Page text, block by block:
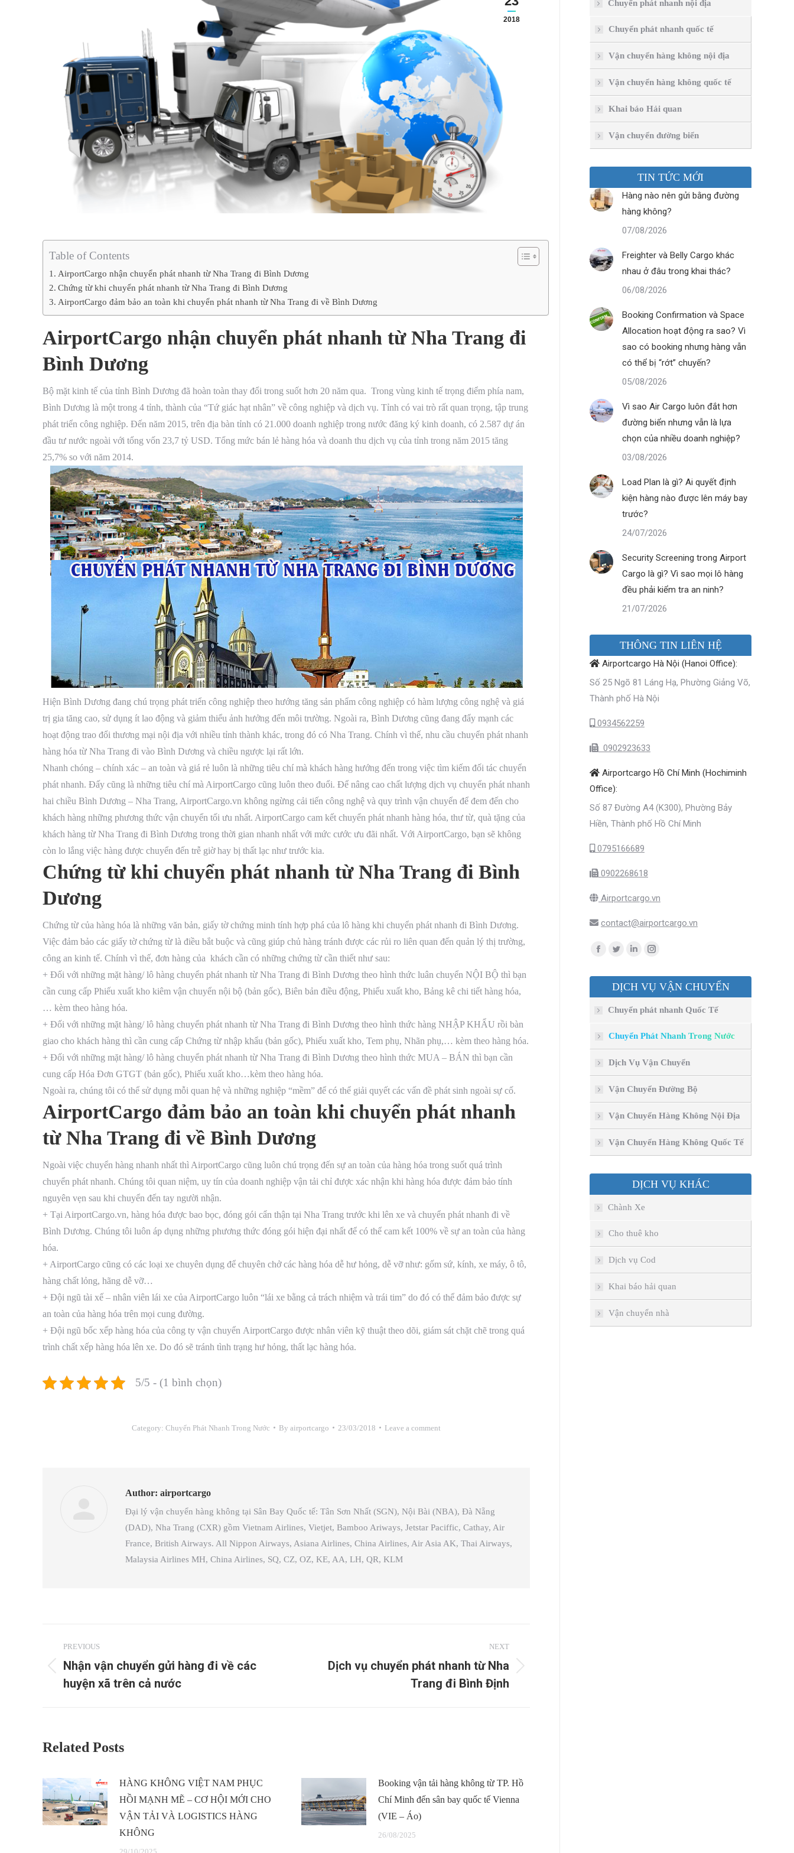
2018
Table of Contents
AirportCargo nhận chuyển phát nhanh từ Nha Trang đi Bình Dương
Chứng từ khi chuyển phát nhanh từ Nha Trang đi Bình Dương
AirportCargo đảm bảo an toàn khi chuyển phát nhanh từ Nha Trang đi về Bình Dương
AirportCargo nhận chuyển phát nhanh từ Nha Trang đi
Bình Dương
Bộ mặt kinh tế của tỉnh Bình Dương đã hoàn toàn thay đổi trong suốt hơn 20 năm qua. Trong vùng kinh tế trọng điểm phía nam,
Bình Dương là một trong 4 tỉnh, thành của “Tứ giác hạt nhân” về công nghiệp và dịch vụ. Tỉnh có vai trò rất quan trọng, tập trung
phát triển công nghiệp. Đến năm 2015, trên địa bàn tỉnh có 21.000 doanh nghiệp trong nước đăng ký kinh doanh, có 2.587 dự án
đầu tư nước ngoài với tổng vốn 23,7 tỷ USD. Tổng mức bán lẻ hàng hóa và doanh thu dịch vụ của tỉnh trong năm 2015 tăng
25,7% so với năm 2014.
Hiện Bình Dương đang chú trọng phát triển công nghiệp theo hướng tăng sản phẩm công nghiệp có hàm lượng công nghệ và giá
trị gia tăng cao, sử dụng ít lao động và giảm thiểu ảnh hưởng đến môi trường. Ngoài ra, Bình Dương cũng đang đẩy mạnh các
hoạt động trao đổi thương mại nội địa với nhiều tỉnh thành khác, trong đó có Nha Trang. Chính vì thế, nhu cầu chuyển phát nhanh
hàng hóa từ Nha Trang đi vào Bình Dương và chiều ngược lại rất lớn.
Nhanh chóng – chính xác – an toàn và giá rẻ luôn là những tiêu chí mà khách hàng hướng đến trong việc tìm kiếm đối tác chuyển
phát nhanh. Đấy cũng là những tiêu chí mà AirportCargo cũng luôn theo đuổi. Để nâng cao chất lượng dịch vụ chuyển phát nhanh
hai chiều Bình Dương – Nha Trang, AirportCargo.vn không ngừng cải tiến công nghệ và quy trình vận chuyển để đem đến cho
khách hàng những phương thức vận chuyển tối ưu nhất. AirportCargo cam kết chuyển phát nhanh hàng hóa, thư từ, quà tặng của
khách hàng từ Nha Trang đi Bình Dương trong thời gian nhanh nhất với mức cước ưu đãi nhất. Với AirportCargo, bạn sẽ không
còn lo lắng việc hàng được chuyển đến trễ giờ hay bị thất lạc như trước kia.
Chứng từ khi chuyển phát nhanh từ Nha Trang đi Bình
Dương
Chứng từ của hàng hóa là những văn bản, giấy tờ chứng minh tính hợp phá của lô hàng khi chuyển phát nhanh đi Bình Dương.
Việc đảm bảo các giấy tờ chứng từ là điều bắt buộc và cũng giúp chủ hàng tránh được các rủi ro liên quan đến quản lý thị trường,
công an kinh tế. Chính vì thế, đơn hàng của khách cần có những chứng từ cần thiết như sau:
+ Đối với những mặt hàng/ lô hàng chuyển phát nhanh từ Nha Trang đi Bình Dương theo hình thức luân chuyển NỘI BỘ thì bạn
cần cung cấp Phiếu xuất kho kiêm vận chuyển nội bộ (bản gốc), Biên bản điều động, Phiếu xuất kho, Bảng kê chi tiết hàng hóa,
… kèm theo hàng hóa.
+ Đối với những mặt hàng/ lô hàng chuyển phát nhanh từ Nha Trang đi Bình Dương theo hình thức hàng NHẬP KHẨU rồi bàn
giao cho khách hàng thì cần cung cấp Chứng từ nhập khẩu (bản gốc), Phiếu xuất kho, Tem phụ, Nhãn phụ,… kèm theo hàng hóa.
+ Đối với những mặt hàng/ lô hàng chuyển phát nhanh từ Nha Trang đi Bình Dương theo hình thức MUA – BÁN thì bạn cần
cung cấp Hóa Đơn GTGT (bản gốc), Phiếu xuất kho…kèm theo hàng hóa.
Ngoài ra, chúng tôi có thể sử dụng mỗi quan hệ và những nghiệp “mềm” để có thể giải quyết các vấn đề phát sinh ngoài sự cố.
AirportCargo đảm bảo an toàn khi chuyển phát nhanh
từ Nha Trang đi về Bình Dương
Ngoài việc chuyển hàng nhanh nhất thì AirportCargo cũng luôn chú trọng đến sự an toàn của hàng hóa trong suốt quá trình
chuyển phát nhanh. Chúng tôi quan niệm, uy tín của doanh nghiệp vận tải chỉ được xác nhận khi hàng hóa được đảm bảo tính
nguyên vẹn sau khi chuyển đến tay người nhận.
+ Tại AirportCargo.vn, hàng hóa được bao bọc, đóng gói cẩn thận tại Nha Trang trước khi lên xe và chuyển phát nhanh đi về
Bình Dương. Chúng tôi luôn áp dụng những phương thức đóng gói hiện đại nhất để có thể cam kết 100% về sự an toàn của hàng
hóa.
+ AirportCargo cũng có các loại xe chuyên dụng để chuyên chở các hàng hóa dễ hư hỏng, dễ vỡ như: gốm sứ, kính, xe máy, ô tô,
hàng chất lỏng, hãng dễ vỡ…
+ Đội ngũ tài xế – nhân viên lái xe của AirportCargo luôn “lái xe bằng cả trách nhiệm và trái tim” do đó có thể đảm bảo được sự
an toàn của hàng hóa trên mọi cung đường.
+ Đội ngũ bốc xếp hàng hóa của công ty vận chuyển AirportCargo được nhân viên kỹ thuật theo dõi, giám sát chặt chẽ trong quá
trình chất xếp hàng hóa lên xe. Do đó sẽ tránh tình trạng hư hỏng, thất lạc hàng hóa.
5/5 - (1 bình chọn)
Category: Chuyển Phát Nhanh Trong Nước By airportcargo 23/03/2018 Leave a comment
Author: airportcargo
Đại lý vận chuyển hàng không tại Sân Bay Quốc tế: Tân Sơn Nhất (SGN), Nội Bài (NBA), Đà Nẵng
(DAD), Nha Trang (CXR) gồm Vietnam Airlines, Vietjet, Bamboo Ariways, Jetstar Paciffic, Cathay, Air
France, British Airways. All Nippon Airways, Asiana Airlines, China Airlines, Air Asia AK, Thai Airways,
Malaysia Airlines MH, China Airlines, SQ, CZ, OZ, KE, AA, LH, QR, KLM
navigation
PREVIOUS
Previous
post:
Nhận vận chuyển gửi hàng đi về các
huyện xã trên cả nước
NEXT
Dịch vụ chuyển phát nhanh từ Nha
Trang đi Bình Định
Related Posts
HÀNG KHÔNG VIỆT NAM PHỤC
HỒI MẠNH MẼ – CƠ HỘI MỚI CHO
VẬN TẢI VÀ LOGISTICS HÀNG
KHÔNG
29/10/2025
Booking vận tải hàng không từ TP. Hồ
Chí Minh đến sân bay quốc tế Vienna
(VIE – Áo)
26/08/2025
Chuyển phát nhanh nội địa
Chuyển phát nhanh quốc tế
Vận chuyển hàng không nội địa
Vận chuyển hàng không quốc tế
Khai báo Hải quan
Vận chuyển đường biển
TIN TỨC MỚI
Hàng nào nên gửi bằng đường
hàng không?
07/08/2026
Freighter và Belly Cargo khác
nhau ở đâu trong khai thác?
06/08/2026
Booking Confirmation và Space
Allocation hoạt động ra sao? Vì
sao có booking nhưng hàng vẫn
có thể bị “rớt” chuyến?
05/08/2026
Vì sao Air Cargo luôn đắt hơn
đường biển nhưng vẫn là lựa
chọn của nhiều doanh nghiệp?
03/08/2026
Load Plan là gì? Ai quyết định
kiện hàng nào được lên máy bay
trước?
24/07/2026
Security Screening trong Airport
Cargo là gì? Vì sao mọi lô hàng
đều phải kiểm tra an ninh?
21/07/2026
THÔNG TIN LIÊN HỆ
Airportcargo Hà Nội (Hanoi Office):
Số 25 Ngõ 81 Láng Hạ, Phường Giảng Võ,
Thành phố Hà Nội
0934562259
0902923633
Airportcargo Hồ Chí Minh (Hochiminh
Office):
Số 87 Đường A4 (K300), Phường Bảy
Hiền, Thành phố Hồ Chí Minh
0795166689
0902268618
Airportcargo.vn
contact@airportcargo.vn
Find us on:
Facebook
opens
window
Twitter
opens
new
window
Linkedin
opens
new
window
Instagram
opens
window
DỊCH VỤ VẬN CHUYỂN
Chuyển phát nhanh Quốc Tế
Chuyển Phát Nhanh Trong Nước
Dịch Vụ Vận Chuyển
Vận Chuyển Đường Bộ
Vận Chuyển Hàng Không Nội Địa
Vận Chuyển Hàng Không Quốc Tế
DỊCH VỤ KHÁC
Chành Xe
Cho thuê kho
Dịch vụ Cod
Khai báo hải quan
Vận chuyển nhà